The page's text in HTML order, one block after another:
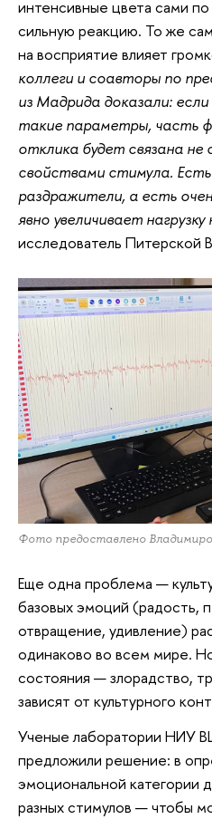
интенсивные цвета сами
сильную реакцию. То же
на восприятие влияет
коллеги и соавторы по
из Мадрида доказали:
такие параметры, часть
отклика будет связана
свойствами стимула.
раздражители, а есть
явно увеличивает нагрузку
исследователь Питерской
Фото предоставлено
Еще одна проблема —
базовых эмоций (радость,
отвращение, удивление)
одинаково во всем мире.
состояния — злорадство,
зависят от культурного
Ученые лаборатории НИУ
предложили решение: в
эмоциональной категории
разных стимулов — чтобы